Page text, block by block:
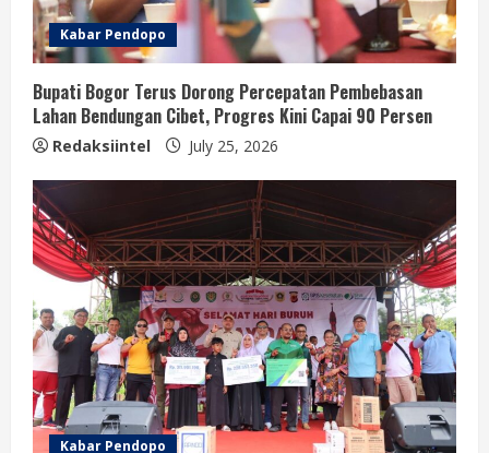
Kabar Pendopo
Bupati Bogor Terus Dorong Percepatan Pembebasan
Lahan Bendungan Cibet, Progres Kini Capai 90 Persen
Redaksiintel July 25, 2026
Kabar Pendopo